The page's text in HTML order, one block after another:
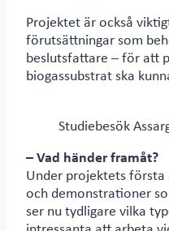
Projektet är också
förutsättningar som
beslutsfattare – för att
biogassubstrat ska
Studiebesök
– Vad händer framåt?
Under projektets
och demonstrationer
ser nu tydligare vilka